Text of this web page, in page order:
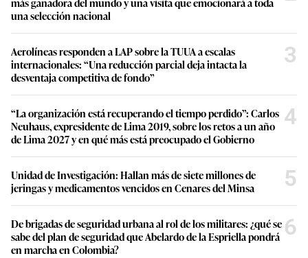
una selección nacional
Aerolíneas responden a LAP sobre la TUUA a escalas
internacionales: “Una reducción parcial deja intacta la
desventaja competitiva de fondo”
3
“La organización está recuperando el tiempo perdido”: Carlos
Neuhaus, expresidente de Lima 2019, sobre los retos a un año
de Lima 2027 y en qué más está preocupado el Gobierno
4
Unidad de Investigación: Hallan más de siete millones de
jeringas y medicamentos vencidos en Cenares del Minsa
5
De brigadas de seguridad urbana al rol de los militares: ¿qué se
sabe del plan de seguridad que Abelardo de la Espriella pondrá
en marcha en Colombia?
6